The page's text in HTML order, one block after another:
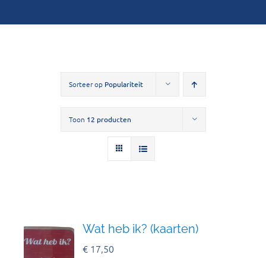
Sorteer op Populariteit
Toon 12 producten
Wat heb ik? (kaarten)
€ 17,50